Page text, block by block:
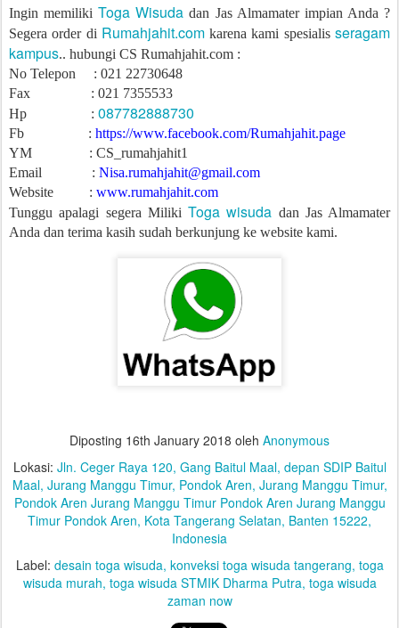
Ingin memilikiToga Wisuda dan Jas Almamater impian Anda ?
Segera order di Rumahjahit.comkarena kami spesialisseragam
kampus.. hubungi CS Rumahjahit.com :
No Telepon : 021 22730648
Fax : 021 7355533
Hp : 087782888730
Fb : https://www.facebook.com/Rumahjahit.page
YM : CS_rumahjahit1
Email : Nisa.rumahjahit@gmail.com
Website : www.rumahjahit.com
Tunggu apalagi segera Miliki Toga wisuda dan Jas Almamater
Anda dan terima kasih sudah berkunjung ke website kami.
Diposting 16th January 2018 oleh Anonymous
Lokasi: Jln. Ceger Raya 120, Gang Baitul Maal, depan SDIP Baitul
Maal, Jurang Manggu Timur, Pondok Aren, Jurang Manggu Timur,
Pondok Aren Jurang Manggu Timur Pondok Aren Jurang Manggu
Timur Pondok Aren, Kota Tangerang Selatan, Banten 15222,
Indonesia
Label: desain toga wisuda konveksi toga wisuda tangerang toga
wisuda murah toga wisuda STMIK Dharma Putra toga wisuda
zaman now